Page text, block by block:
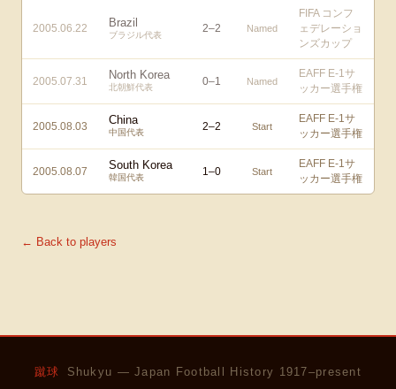
2005.06.22 Brazil
ブラジル代表
2–2 Named
FIFA コンフ
ェデレーショ
ンズカップ
2005.07.31 North Korea
北朝鮮代表 0–1 Named
EAFF E-1サ
ッカー選手権
2005.08.03 China
中国代表 2–2 Start
EAFF E-1サ
ッカー選手権
2005.08.07 South Korea
韓国代表 1–0 Start
EAFF E-1サ
ッカー選手権
← Back to players
蹴球 Shukyu — Japan Football History 1917–present